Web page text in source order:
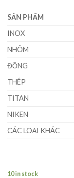
SẢN PHẨM
INOX
NHÔM
ĐỒNG
THÉP
TITAN
NIKEN
CÁC LOẠI KHÁC
10 in stock